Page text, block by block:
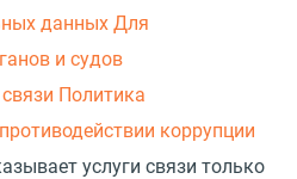
данных Для
и судов
Политика
коррупции
услуги связи только